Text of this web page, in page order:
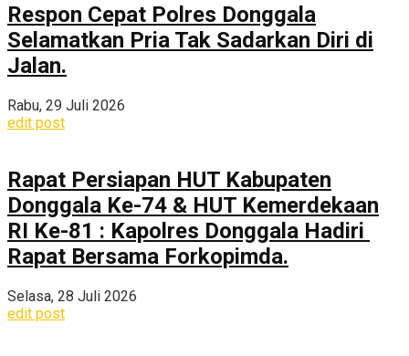
Respon Cepat Polres Donggala
Selamatkan Pria Tak Sadarkan Diri di
Jalan.
Rabu, 29 Juli 2026
edit post
Rapat Persiapan HUT Kabupaten
Donggala Ke-74 & HUT Kemerdekaan
RI Ke-81 : Kapolres Donggala Hadiri
Rapat Bersama Forkopimda.
Selasa, 28 Juli 2026
edit post